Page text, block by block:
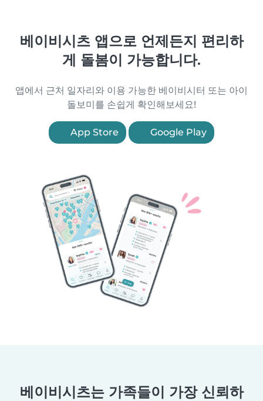
베이비시츠 앱으로 언제든지 편리하
게 돌봄이 가능합니다.
앱에서 근처 일자리와 이용 가능한 베이비시터 또는 아이
돌보미를 손쉽게 확인해보세요!
App Store Google Play
베이비시츠는 가족들이 가장 신뢰하